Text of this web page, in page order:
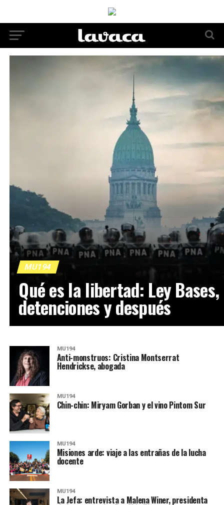
MU194
Qué es la libertad: Ley Bases,
detenciones y después
MU194
Anti-monstruos: Cristina Montserrat
Hendrickse, abogada
MU194
Chin-chin: Miryam Gorban y el vino Pintom Sur
MU194
Misiones arde: viaje a las entrañas de la lucha
docente
MU194
La Jefa: entrevista a Malena Winer, presidenta